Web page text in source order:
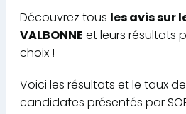
Découvrez tous les avis sur
VALBONNE et leurs résultats
choix !
Voici les résultats et le taux
candidates présentés par